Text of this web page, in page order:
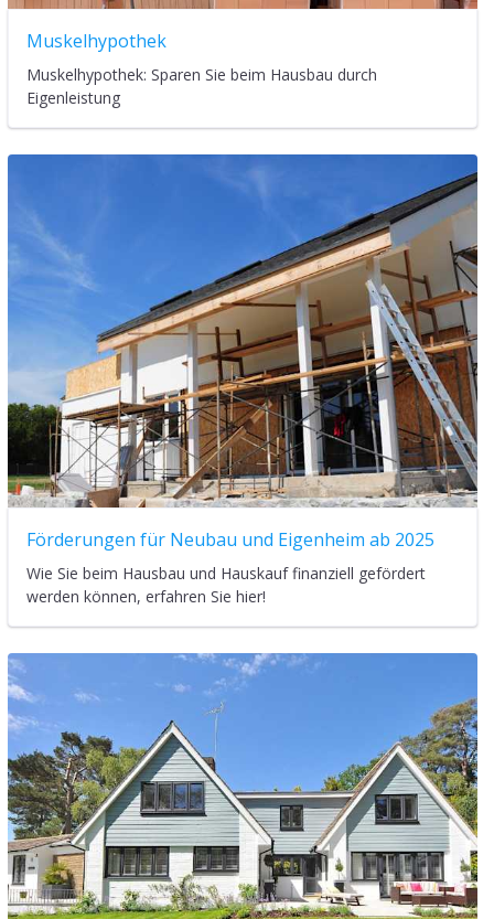
Muskelhypothek
Muskelhypothek: Sparen Sie beim Hausbau durch
Eigenleistung
Förderungen für Neubau und Eigenheim ab 2025
Wie Sie beim Hausbau und Hauskauf finanziell gefördert
werden können, erfahren Sie hier!